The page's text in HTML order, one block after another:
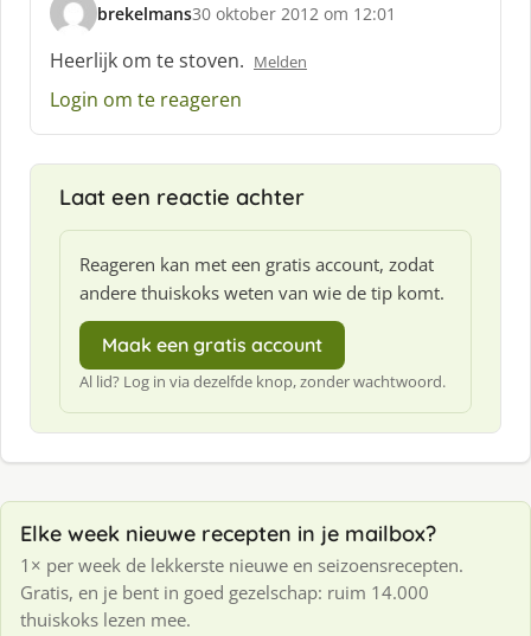
brekelmans
s
c
h
r
30 oktober 2012 om 12:01
Heerlijk om te stoven. Melden
Login om te reageren
Laat een reactie achter
Reageren kan met een gratis account, zodat
andere thuiskoks weten van wie de tip komt.
Maak een gratis account
Al lid? Log in via dezelfde knop, zonder wachtwoord.
Elke week nieuwe recepten in je mailbox?
1× per week de lekkerste nieuwe en seizoensrecepten.
Gratis, en je bent in goed gezelschap: ruim 14.000
thuiskoks lezen mee.